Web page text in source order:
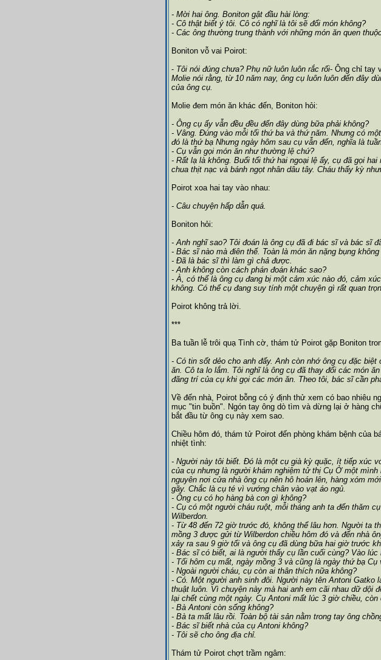
- Mời hai ông. Boniton gật đầu hài lòng:
- Cô thật biết ý tôi. Cô có nghĩ là tôi sẽ đổi món không?
- Các ông thường trung thành với những món ăn quen
Boniton vỗ vai Poirot:
- Tôi nói đúng chưa? Phụ nữ luôn luôn rắc rối- Ông chỉ tay
Molie nói rằng, từ 10 năm nay, ông cụ luôn luôn đến đây
của ông cụ.
Molie đem món ăn khác đến, Boniton hỏi:
- Ông cụ ấy vẫn đều đều đến đây dùng bữa phải không?
- Vâng. Đúng vào mỗi tối thứ ba và thứ năm. Nhưng có
đó là thứ bạ Nhưng ngày hôm sau cụ vẫn đến, nghĩa là
- Cụ vẫn gọi món ăn như thường lệ chứ?
- Rất lạ là không. Buổi tối thứ hai ngoại lệ ấy, cụ đã gọi
chua thịt nạc và bánh ngọt nhân dâu tây. Cháu thấy kỳ
Poirot xoa hai tay vào nhau:
- Câu chuyện hấp dẫn quá.
Boniton hỏi:
- Anh nghĩ sao? Tôi đoán là ông cụ đã đi bác sĩ và bác sĩ
- Bác sĩ nào mà điên thế. Toàn là món ăn nặng bụng
- Đã là bác sĩ thì làm gì chả được.
- Anh không còn cách phán đoán khác sao?
- À, có thể là ông cụ đang bị một cảm xúc nào đó, cảm
không. Có thể cụ đang suy tính một chuyện gì rất quan
Poirot không trả lời.
***
Ba tuần lễ trôi quạ Tình cờ, thám tử Poirot gặp Boniton
- Có tin sốt dẻo cho anh đấy. Anh còn nhớ ông cụ đặc
ăn. Cô ta lo lắm. Tôi nghĩ là ông cụ đã thay đổi các món
đãng trí của cụ khi gọi các món ăn. Theo tôi, bác sĩ cần
Về đến nhà, Poirot bỗng có ý định thử xem có bao nhiêu
mục "tin buồn". Ngón tay ông dò tìm và dừng lại ở hàng
bắt đầu từ ông cụ này xem sao.
Chiều hôm đó, thám tử Poirot đến phòng khám bệnh
nhiệt tình:
- Người này tôi biết. Đó là một cụ già kỳ quặc, ít tiếp xúc
của cụ nhưng là người khám nghiệm tử thị Cụ Ở một
nguyên nơi cửa nhà ông cụ nên hô hoán lên, hàng xóm
gãy. Chắc là cụ té vì vướng chân vào vạt áo ngủ.
- Ông cụ có họ hàng bà con gì không?
- Cụ có một người cháu ruột, mỗi tháng anh ta đến thăm
Wilberdon.
- Từ 48 đến 72 giờ trước đó, không thể lâu hơn. Người ta
mồng 3 được gửi từ Wilberdon chiều hôm đó và đến nhà
xảy ra sau 9 giờ tối và ông cụ đã dùng bữa hai giờ trước
- Bác sĩ có biết, ai là người thấy cụ lần cuối cùng? Vào lúc
- Tối hôm cụ mất, ngày mồng 3 và cũng là ngày thứ bạ
- Ngoài người cháu, cụ còn ai thân thích nữa không?
- Có. Một người anh sinh đôi. Người này tên Antoni
thuật luôn. Vì chuyện này mà hai anh em cãi nhau dữ dội
lại chết cùng một ngày. Cụ Antoni mất lúc 3 giờ chiều,
- Bà Antoni còn sống không?
- Bà ta mất lâu rồi. Toàn bộ tài sản nằm trong tay ông
- Bác sĩ biết nhà của cụ Antoni không?
- Tôi sẽ cho ông địa chỉ.
Thám tử Poirot chợt trầm ngâm: